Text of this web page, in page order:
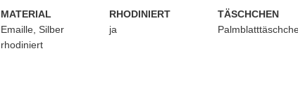
MATERIAL
Emaille, Silber
rhodiniert
RHODINIERT
ja
TÄSCHCHEN